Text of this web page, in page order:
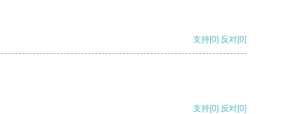
支持[0] 反对[0]
支持[0] 反对[0]